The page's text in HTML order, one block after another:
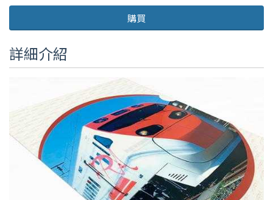
購買
詳細介紹